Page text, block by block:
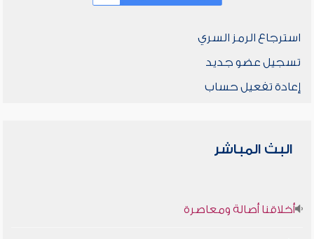
استرجاع الرمز السري
تسجيل عضو جديد
إعادة تفعيل حساب
البث المباشر
أخلاقنا أصالة ومعاصرة